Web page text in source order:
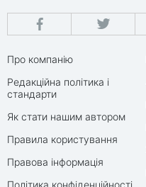
Про компанію
Редакційна політика і
стандарти
Як стати нашим автором
Правила користування
Правова інформація